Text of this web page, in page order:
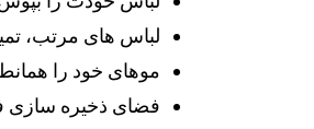
لباس های مرتب،
موهای خود را
فضای ذخیره سازی